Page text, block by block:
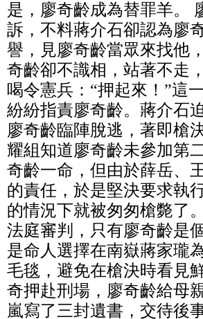
是，廖奇齡成為替罪羊。
訴，不料蔣介石卻認為廖
譽，見廖奇齡當眾來找他
奇齡卻不識相，站著不走
喝令憲兵：“押起來！”這
紛紛指責廖奇齡。蔣介石
廖奇齡臨陣脫逃，著即槍
耀組知道廖奇齡未參加第
奇齡一命，但由於薛岳、
的責任，於是堅決要求執
的情況下就被匆匆槍斃了
法庭審判，只有廖奇齡是
是命人選擇在南嶽蔣家瓏
毛毯，避免在槍決時看見
奇押赴刑場，廖奇齡給母
嵐寫了三封遺書，交待後